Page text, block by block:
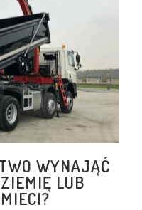
WYNAJĄĆ
LUB